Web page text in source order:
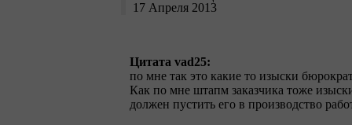
17 Апреля 2013
Цитата vad25:
по мне так это какие то изыски
Как по мне штапм заказчика тоже
должен пустить его в производство